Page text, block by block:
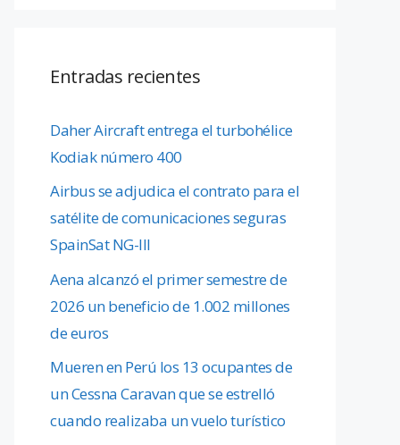
Entradas recientes
Daher Aircraft entrega el turbohélice
Kodiak número 400
Airbus se adjudica el contrato para el
satélite de comunicaciones seguras
SpainSat NG-III
Aena alcanzó el primer semestre de
2026 un beneficio de 1.002 millones
de euros
Mueren en Perú los 13 ocupantes de
un Cessna Caravan que se estrelló
cuando realizaba un vuelo turístico